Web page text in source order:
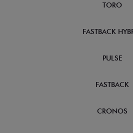
TORO
FASTBACK
PULSE
FASTBACK
CRONOS